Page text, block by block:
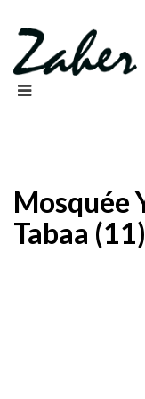
Mosquée
Tabaa (11)